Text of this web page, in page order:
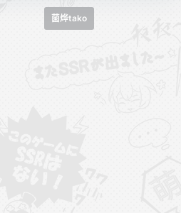
菌烨tako